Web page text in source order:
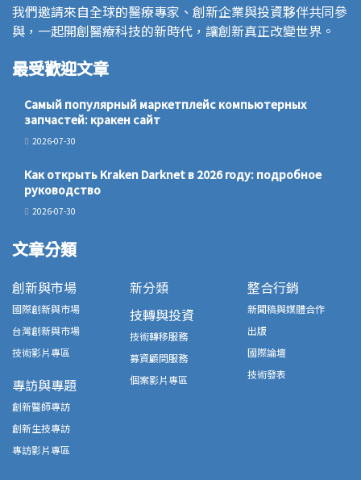
我們邀請來自全球的醫療專家、創新企業與投資夥伴共同參
與，一起開創醫療科技的新時代，讓創新真正改變世界。
最受歡迎文章
Самый популярный маркетплейс компьютерных
запчастей: кракен сайт
2026-07-30
Как открыть Kraken Darknet в 2026 году: подробное
руководство
2026-07-30
文章分類
創新與市場
國際創新與市場
台灣創新與市場
技術影片專區
專訪與專題
創新醫師專訪
創新生技專訪
專訪影片專區
新分類
技轉與投資
技術轉移服務
募資顧問服務
個案影片專區
整合行銷
新聞稿與媒體合作
出版
國際論壇
技術發表